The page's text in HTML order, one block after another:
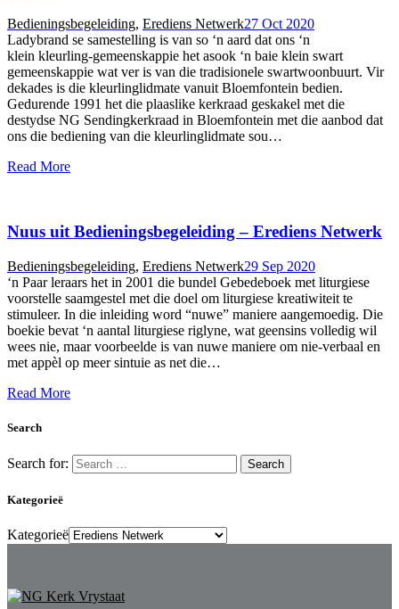
Bedieningsbegeleiding, Erediens Netwerk27 Oct 2020
Ladybrand se samestelling is van so ‘n aard dat ons ‘n
klein kleurling-gemeenskappie het asook ‘n baie klein swart
gemeenskappie wat ver is van die tradisionele swartwoonbuurt. Vir
dekades is die kleurlinglidmate vanuit Bloemfontein bedien.
Gedurende 1991 het die plaaslike kerkraad geskakel met die
destydse NG Sendingkerkraad in Bloemfontein met die aanbod dat
ons die bediening van die kleurlinglidmate sou…
Read More
Nuus uit Bedieningsbegeleiding – Erediens Netwerk
Bedieningsbegeleiding, Erediens Netwerk29 Sep 2020
‘n Paar leraars het in 2001 die bundel Gebedeboek met liturgiese
voorstelle saamgestel met die doel om liturgiese kreatiwiteit te
stimuleer. In die inleiding word “nuwe” maniere aangemoedig. Die
boekie bevat ‘n aantal liturgiese riglyne, wat geensins volledig wil
wees nie, maar voorbeelde is van nuwe maniere om nie-verbaal en
met appèl op meer sintuie as net die…
Read More
Search
Search for:
Kategorieë
Kategorieë